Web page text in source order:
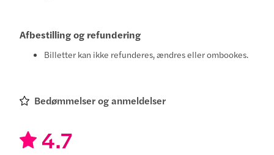
Afbestilling og refundering
Billetter kan ikke refunderes, ændres eller ombookes.
Bedømmelser og anmeldelser
4.7